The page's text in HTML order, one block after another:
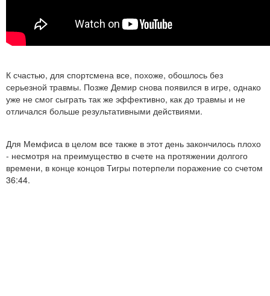
К счастью, для спортсмена все, похоже, обошлось без
серьезной травмы. Позже Демир снова появился в игре, однако
уже не смог сыграть так же эффективно, как до травмы и не
отличался больше результативными действиями.
Для Мемфиса в целом все также в этот день закончилось плохо
- несмотря на преимущество в счете на протяжении долгого
времени, в конце концов Тигры потерпели поражение со счетом
36:44.